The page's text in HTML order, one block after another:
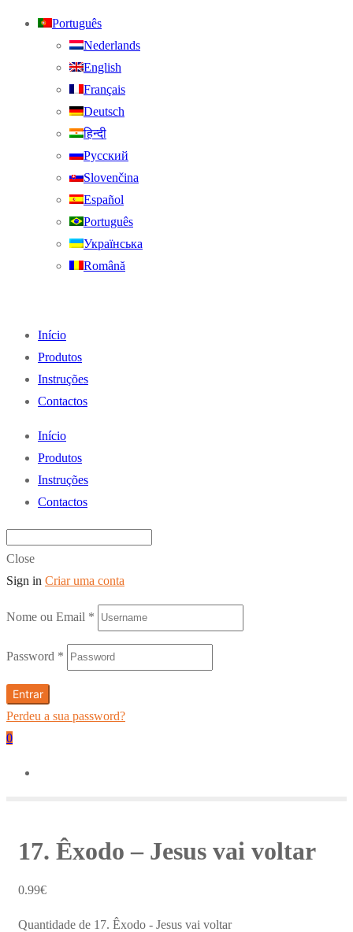
Português
Nederlands
English
Français
Deutsch
हिन्दी
Русский
Slovenčina
Español
Português
Українська
Română
Início
Produtos
Instruções
Contactos
Início
Produtos
Instruções
Contactos
Close
Sign in Criar uma conta
Nome ou Email *
Password *
Entrar
Perdeu a sua password?
0
17. Êxodo – Jesus vai voltar
0.99€
Quantidade de 17. Êxodo - Jesus vai voltar